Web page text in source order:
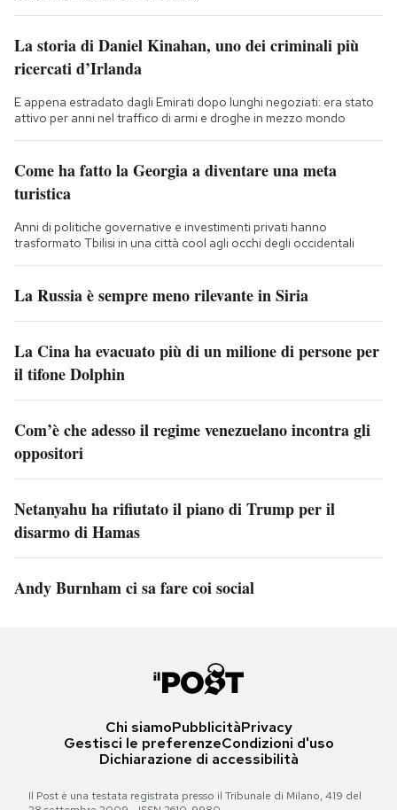
La storia di Daniel Kinahan, uno dei criminali più
ricercati d’Irlanda
E appena estradato dagli Emirati dopo lunghi negoziati: era stato
attivo per anni nel traffico di armi e droghe in mezzo mondo
Come ha fatto la Georgia a diventare una meta
turistica
Anni di politiche governative e investimenti privati hanno
trasformato Tbilisi in una città cool agli occhi degli occidentali
La Russia è sempre meno rilevante in Siria
La Cina ha evacuato più di un milione di persone per
il tifone Dolphin
Com’è che adesso il regime venezuelano incontra gli
oppositori
Netanyahu ha rifiutato il piano di Trump per il
disarmo di Hamas
Andy Burnham ci sa fare coi social
Chi siamoPubblicitàPrivacy
Gestisci le preferenzeCondizioni d'uso
Dichiarazione di accessibilità
Il Post è una testata registrata presso il Tribunale di Milano, 419 del